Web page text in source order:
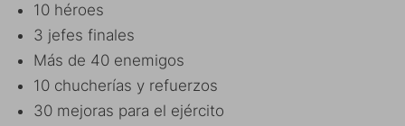
10 héroes
3 jefes finales
Más de 40 enemigos
10 chucherías y refuerzos
30 mejoras para el ejército